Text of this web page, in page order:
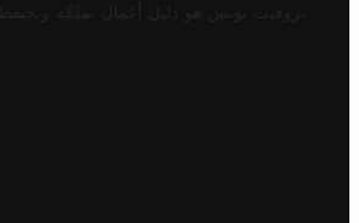
تروفيت تونس هو دليل أعمال تملكه